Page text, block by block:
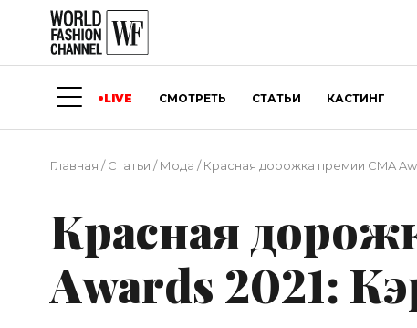
LIVE СМОТРЕТЬ СТАТЬИ КАСТИНГ
Главная /Статьи /Мода /Красная дорожка премии CMA
Красная
Awards 2021: